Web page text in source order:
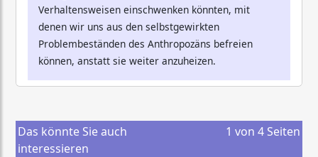
Verhaltensweisen einschwenken könnten, mit
denen wir uns aus den selbstgewirkten
Problembeständen des Anthropozäns befreien
können, anstatt sie weiter anzuheizen.
Das könnte Sie auch
interessieren
1 von 4 Seiten